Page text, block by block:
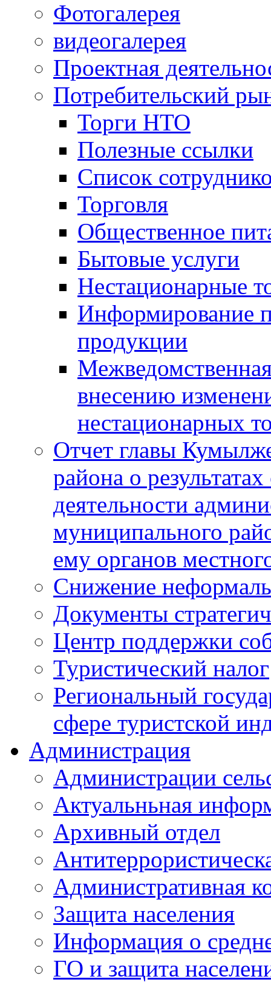
Фотогалерея
видеогалерея
Проектная
Потребительский
Торги НТО
Полезные ссылки
Список
Торговля
Общественное
Бытовые услуги
Нестационарные
Информирование
продукции
внесению
нестационарных
Отчет главы
района о
деятельности
муниципального
ему органов
Снижение
Документы
Центр поддержки
Туристический налог
Региональный
сфере туристской
Администрация
Администрации
Актуальньная
Архивный отдел
Административная
Защита населения
Информация о
ГО и защита